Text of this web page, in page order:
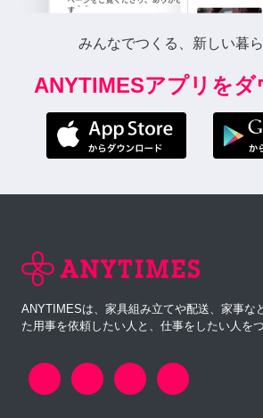
みんなでつくる、新しい暮ら
ANYTIMESアプリをダ
ANYTIMESは、家具組み立てや配送、家事な
た用事を依頼したい人と、仕事をしたい人を